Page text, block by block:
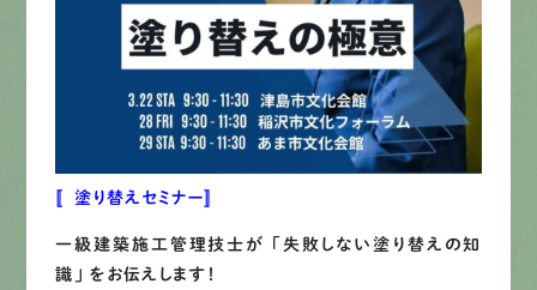
0120-44-2605
営業時間 8:00−18:00 ｜
定休日 日曜・祝日
Web
LINEで
〚塗り替えセミナー〛
一級建築施工管理技士が 「失敗しない塗り替えの知
識」 をお伝えします！